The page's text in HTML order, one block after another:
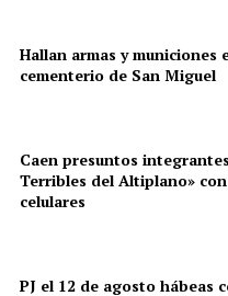
Hallan armas y municiones
cementerio de San Miguel
Caen presuntos
Terribles del Altiplano»
celulares
PJ el 12 de agosto hábeas